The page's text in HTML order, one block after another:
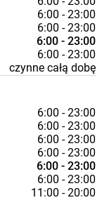
6:00 - 23:00
6:00 - 23:00
6:00 - 23:00
6:00 - 23:00
czynne całą dobę
6:00 - 23:00
6:00 - 23:00
6:00 - 23:00
6:00 - 23:00
6:00 - 23:00
6:00 - 23:00
11:00 - 20:00